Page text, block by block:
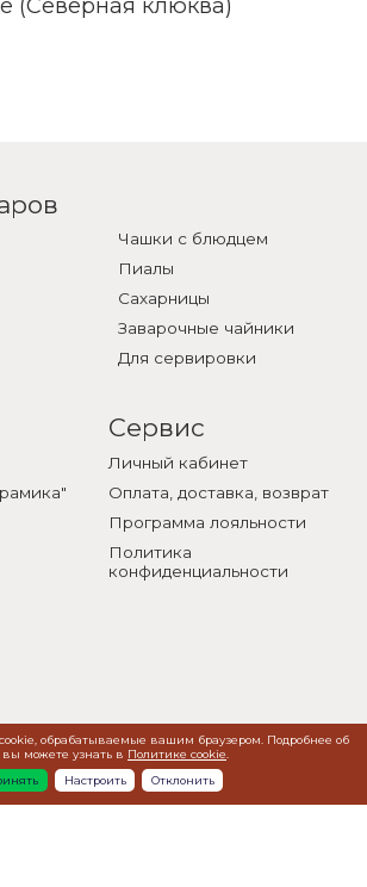
(Северная клюква)
Чашки с блюдцем
Пиалы
Сахарницы
Заварочные чайники
Для сервировки
Сервис
Личный кабинет
Оплата, доставка, возврат
Программа лояльности
Политика
конфиденциальности
Т Банк - Партнер лета 2026
обрабатываемые вашим браузером. Подробнее об
вы можете узнать в Политике cookie
Настроить Отклонить